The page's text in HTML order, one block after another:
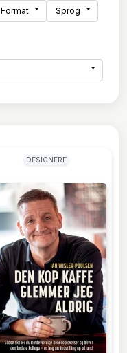
Format Sprog
DESIGNERE